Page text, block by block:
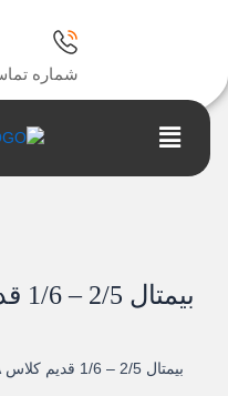
شماره تماس: 02133118060
Main
Menu
بيمتال 2/5 – 1/6 قديم
بيمتال 2/5 – 1/6 قديم کلاس 10A